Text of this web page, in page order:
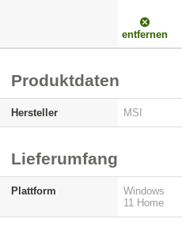
entfernen
Produktdaten
Hersteller MSI
Lieferumfang
Plattform
Windows
11 Home